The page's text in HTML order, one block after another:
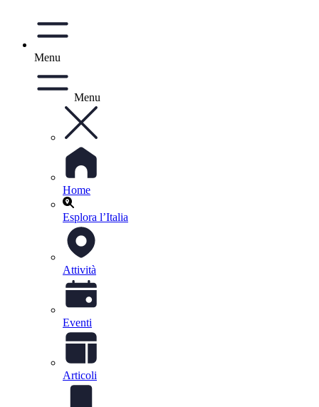
Menu
Menu
Home
Esplora l’Italia
Attività
Eventi
Articoli